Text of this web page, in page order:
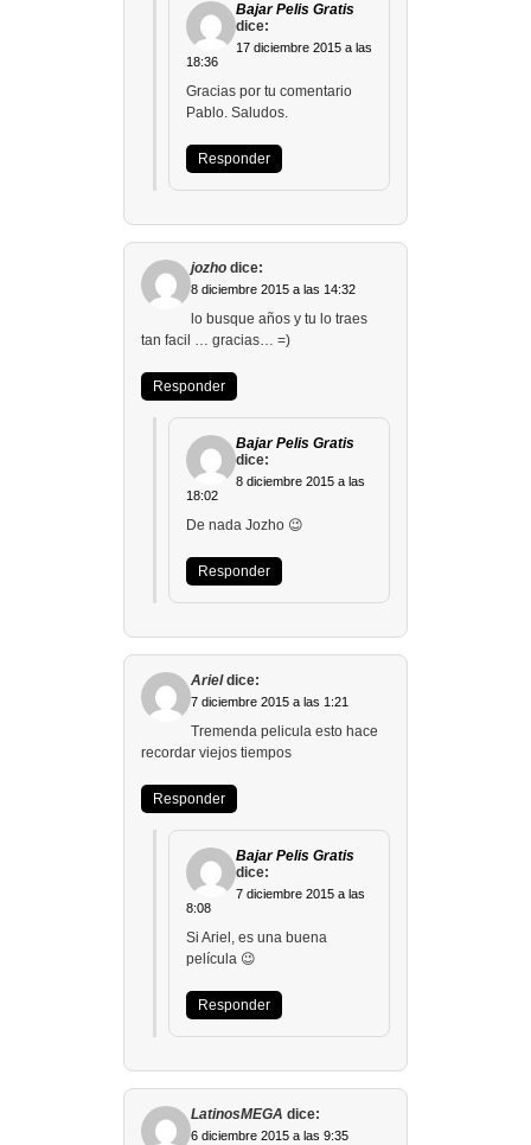
Bajar Pelis Gratis
dice:
17 diciembre 2015 a las
18:36
Gracias por tu comentario
Pablo. Saludos.
Responder
jozho dice:
8 diciembre 2015 a las 14:32
lo busque años y tu lo traes
tan facil … gracias… =)
Responder
Bajar Pelis Gratis
dice:
8 diciembre 2015 a las
18:02
De nada Jozho 😉
Responder
Ariel dice:
7 diciembre 2015 a las 1:21
Tremenda pelicula esto hace
recordar viejos tiempos
Responder
Bajar Pelis Gratis
dice:
7 diciembre 2015 a las
8:08
Si Ariel, es una buena
película 😉
Responder
LatinosMEGA dice:
6 diciembre 2015 a las 9:35